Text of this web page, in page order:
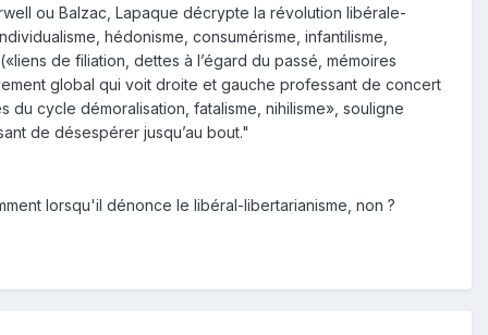
ou Balzac, Lapaque décrypte la révolution libérale-
hédonisme, consumérisme, infantilisme,
de filiation, dettes à l’égard du passé, mémoires
global qui voit droite et gauche professant de concert
cycle démoralisation, fatalisme, nihilisme», souligne
de désespérer jusqu’au bout."
lorsqu'il dénonce le libéral-libertarianisme, non ?